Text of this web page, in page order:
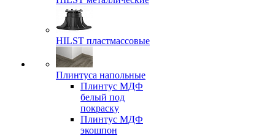
HILST пластмассовые
Плинтуса напольные
Плинтус МДФ
белый под
покраску
Плинтус МДФ
экошпон